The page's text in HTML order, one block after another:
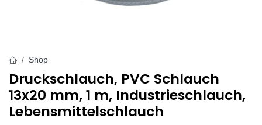
Shop
Druckschlauch, PVC Schlauch
13x20 mm, 1 m, Industrieschlauch,
Lebensmittelschlauch